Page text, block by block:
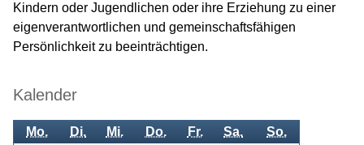
Kindern oder Jugendlichen oder ihre Erziehung zu einer
eigenverantwortlichen und gemeinschaftsfähigen
Persönlichkeit zu beeinträchtigen.
Kalender
Mo. Di. Mi. Do. Fr. Sa. So.